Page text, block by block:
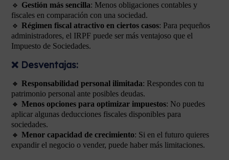
🔹 Gestión más sencilla: Menos obligaciones contables y
fiscales en comparación con una sociedad.
🔹 Régimen fiscal atractivo en ciertos casos: Para pequeños
administradores, el IRPF puede ser más ventajoso que el
Impuesto de Sociedades.
❌ Desventajas:
🔸 Responsabilidad personal ilimitada: Respondes con tu
patrimonio personal ante posibles deudas.
🔸 Menos opciones para optimizar impuestos: No puedes
aplicar algunas deducciones fiscales disponibles para
sociedades.
🔸 Menor capacidad de crecimiento: Si en el futuro quieres
expandir el negocio o vender, puede haber más limitaciones.